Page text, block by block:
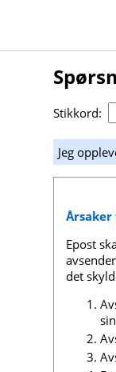
Stikkord:
Jeg
Epost
det